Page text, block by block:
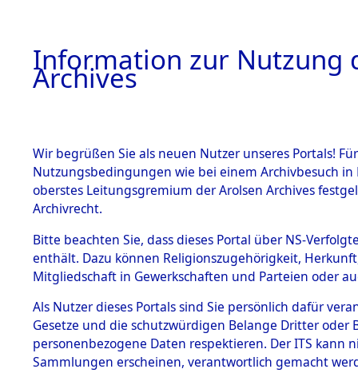
BESTÄNDE
1.
mente
5. Verschiedenes
5.3
Todesmärsche
Information zur Nutzung
Archives
Wir begrüßen Sie als neuen Nutzer unseres Portals!
Nutzungsbedingungen wie bei einem Archivbesuch
oberstes Leitungsgremium der Arolsen Archives
Archivrecht.
Bitte beachten Sie, dass dieses Portal über NS-
enthält. Dazu können Religionszugehörigkeit,
Mitgliedschaft in Gewerkschaften und Parteien oder
Als Nutzer dieses Portals sind Sie persönlich dafür
Gesetze und die schutzwürdigen Belange Dritter
personenbezogene Daten respektieren. Der ITS
Sammlungen erscheinen, verantwortlich gemacht